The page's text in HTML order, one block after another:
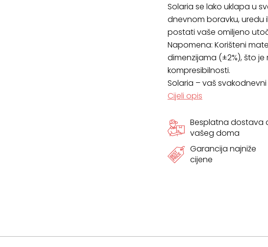
Solaria se lako uklapa u
dnevnom boravku, uredu
postati vaše omiljeno
Napomena: Korišteni
dimenzijama (±2%), što
kompresibilnosti.
Solaria – vaš
Cijeli opis
Besplatna dostava
vašeg doma
Garancija najniže
cijene